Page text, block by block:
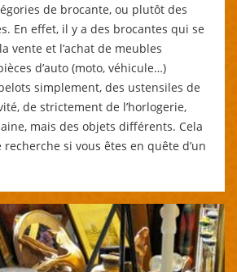
de brocante, ou plutôt des
En effet, il y a des brocantes qui se
vente et l’achat de meubles
d’auto (moto, véhicule…)
simplement, des ustensiles de
de strictement de l’horlogerie,
mais des objets différents. Cela
si vous êtes en quête d’un